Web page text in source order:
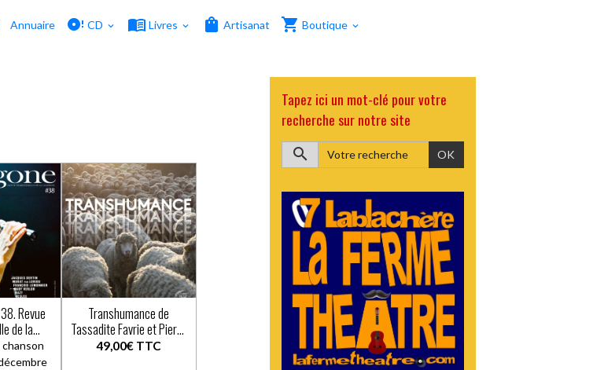
Annuaire CD Livres Artisanat Boutique
Revue
de la
chanson
Transhumance de
Tassadite Favrie et Pierre
Merle
49,00€ TTC
Tapez ici un mot-clé pour votre
recherche sur notre site
OK